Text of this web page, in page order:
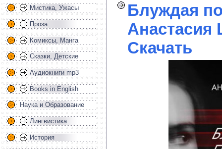
Мистика, Ужасы
Проза
Комиксы, Манга
Сказки, Детские
Аудиокниги mp3
Books in English
Наука и Образование
Лингвистика
История
Блуждая
Анастасия
Скачать